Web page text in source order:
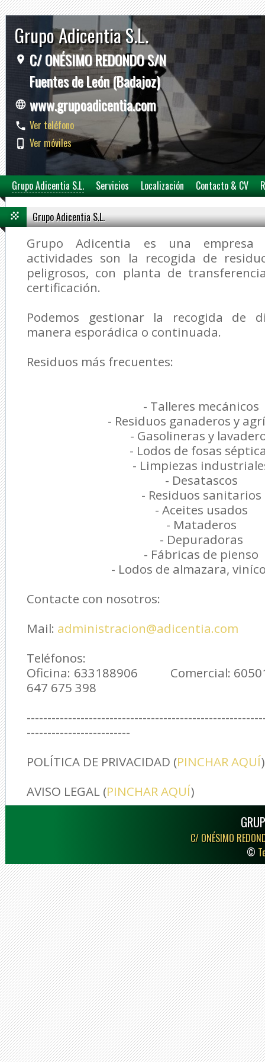
Grupo Adicentia S.L.
C/ ONÉSIMO REDONDO S/N
Fuentes de León (Badajoz)
www.grupoadicentia.com
Ver teléfono
Ver móviles
Grupo Adicentia S.L. Servicios Localización Contacto & CV
Grupo Adicentia S.L.
Grupo Adicentia es una empresa
actividades son la recogida de
peligrosos, con planta de
certificación.
Podemos gestionar la recogida de
manera esporádica o continuada.
Residuos más frecuentes:
- Talleres mecánicos
- Residuos ganaderos y
- Gasolineras y
- Lodos de fosas
- Limpiezas
- Desatascos
- Residuos sanitarios
- Aceites usados
- Mataderos
- Depuradoras
- Fábricas de pienso
- Lodos de almazara,
Contacte con nosotros:
Mail: administracion@adicentia.com
Teléfonos:
Oficina: 633188906 Comercial:
647 675 398
-------------------------
POLÍTICA DE PRIVACIDAD (PINCHAR AQUÍ)
AVISO LEGAL (PINCHAR AQUÍ)
C/ ONÉSIMO
©